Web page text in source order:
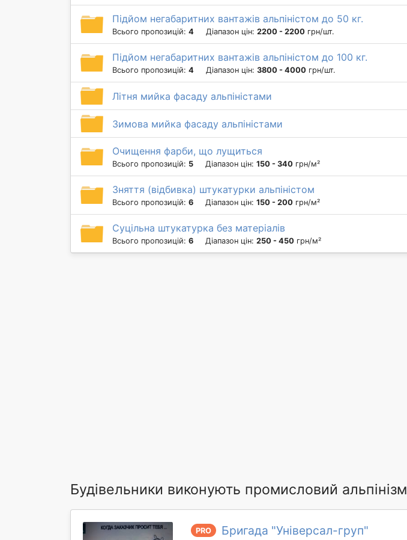
Підйом негабаритних вантажів альпіністом до 50 кг.
Всього пропозицій: 4 Діапазон цін: 2200 - 2200 грн/шт.
Підйом негабаритних вантажів альпіністом до 100 кг.
Всього пропозицій: 4 Діапазон цін: 3800 - 4000 грн/шт.
Літня мийка фасаду альпіністами
Зимова мийка фасаду альпіністами
Очищення фарби, що лущиться
Всього пропозицій: 5 Діапазон цін: 150 - 340 грн/м²
Зняття (відбивка) штукатурки альпіністом
Всього пропозицій: 6 Діапазон цін: 150 - 200 грн/м²
Суцільна штукатурка без матеріалів
Всього пропозицій: 6 Діапазон цін: 250 - 450 грн/м²
Будівельники виконують промисловий альпінізм
PRO Бригада "Універсал-груп"